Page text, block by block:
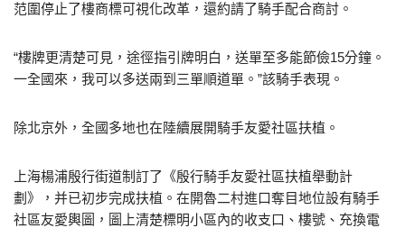
范圍停止了樓商標可視化改革，還約請了騎手配合商討。
“樓牌更清楚可見，途徑指引牌明白，送單至多能節儉15分鐘。
一全國來，我可以多送兩到三單順道單。”該騎手表現。
除北京外，全國多地也在陸續展開騎手友愛社區扶植。
上海楊浦殷行街道制訂了《殷行騎手友愛社區扶植舉動計
劃》，并已初步完成扶植。在開魯二村進口奪目地位設有騎手
社區友愛輿圖，圖上清楚標明小區內的收支口、樓號、充換電